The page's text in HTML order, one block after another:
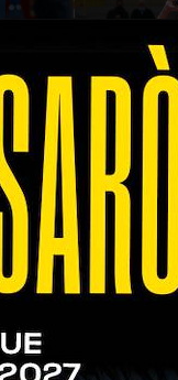
14/02/2022
di Vibo-